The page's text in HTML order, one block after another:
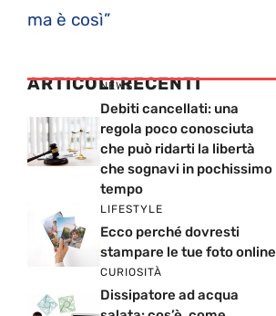
ma è così”
ARTICOLI RECENTI
NEWS
Debiti cancellati: una
regola poco conosciuta
che può ridarti la libertà
che sognavi in pochissimo
tempo
LIFESTYLE
Ecco perché dovresti
stampare le tue foto online
CURIOSITÀ
Dissipatore ad acqua